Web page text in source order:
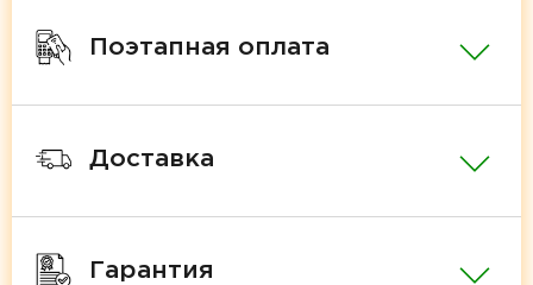
Поэтапная оплата
Доставка
Гарантия